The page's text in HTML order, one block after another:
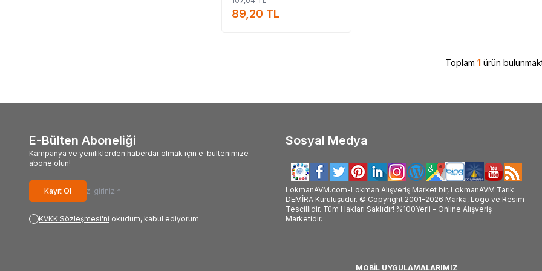
89,20 TL
Toplam 1 ürün
E-Bülten Aboneliği
Kampanya ve yeniliklerden haberdar olmak için e-bültenimize
abone olun!
Kayıt Ol
KVKK Sözleşmesi'ni okudum, kabul ediyorum.
Sosyal Medya
LokmanAVM.com-Lokman Alışveriş Market bir, LokmanAVM Tarık
DEMİRA Kuruluşudur. © Copyright 2001-2026 Marka, Logo ve Resim
Tescillidir. Tüm Hakları Saklıdır! %100Yerli - Online Alışveriş
Marketidir.
MOBİL UYGULAMALARIMIZ